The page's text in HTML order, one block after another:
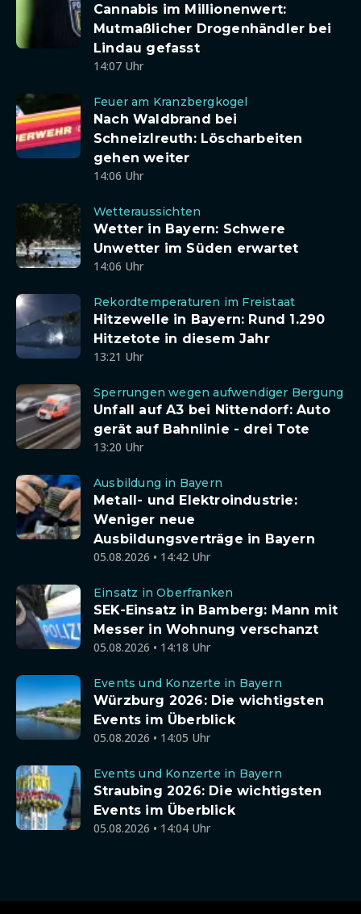
Cannabis im Millionenwert:
Mutmaßlicher Drogenhändler bei
Lindau gefasst
14:07 Uhr
Feuer am Kranzbergkogel
Nach Waldbrand bei
Schneizlreuth: Löscharbeiten
gehen weiter
14:06 Uhr
Wetteraussichten
Wetter in Bayern: Schwere
Unwetter im Süden erwartet
14:06 Uhr
Rekordtemperaturen im Freistaat
Hitzewelle in Bayern: Rund 1.290
Hitzetote in diesem Jahr
13:21 Uhr
Sperrungen wegen aufwendiger Bergung
Unfall auf A3 bei Nittendorf: Auto
gerät auf Bahnlinie - drei Tote
13:20 Uhr
Ausbildung in Bayern
Metall- und Elektroindustrie:
Weniger neue
Ausbildungsverträge in Bayern
05.08.2026 • 14:42 Uhr
Einsatz in Oberfranken
SEK-Einsatz in Bamberg: Mann mit
Messer in Wohnung verschanzt
05.08.2026 • 14:18 Uhr
Events und Konzerte in Bayern
Würzburg 2026: Die wichtigsten
Events im Überblick
05.08.2026 • 14:05 Uhr
Events und Konzerte in Bayern
Straubing 2026: Die wichtigsten
Events im Überblick
05.08.2026 • 14:04 Uhr